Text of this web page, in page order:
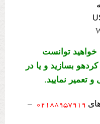
خواهید توانست
بسازید و یا در
تعمیر نمایید.
۰۲۱۸۸۹۵۷۹۱۹ –